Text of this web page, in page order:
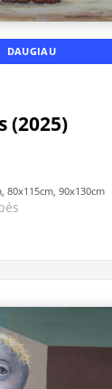
DAUGIAU
(2025)
80x115cm, 90x130cm